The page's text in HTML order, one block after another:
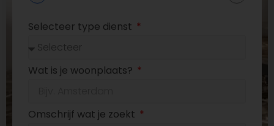
Selecteer type dienst
Wat is je woonplaats?
Omschrijf wat je zoekt